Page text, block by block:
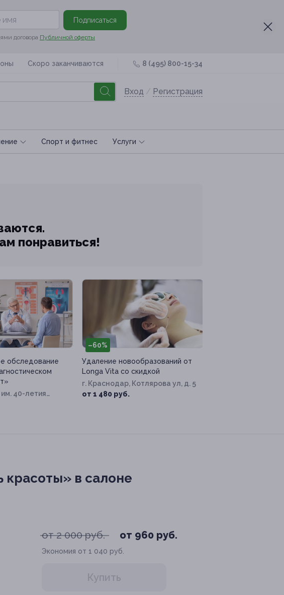
Подписаться
договора Публичной оферты
Скоро заканчиваются 8 (495) 800-15-34
Вход / Регистрация
Спoрт и фитнес Услуги
понравиться!
обследование
40-летия
–60%
Удаление новообразований от
Longa Vita со скидкой
г. Краснодар, Котлярова ул, д. 5
от 1 480 руб.
в салоне
от 2 000 руб. от 960 руб.
Экономия от 1 040 руб.
Купить